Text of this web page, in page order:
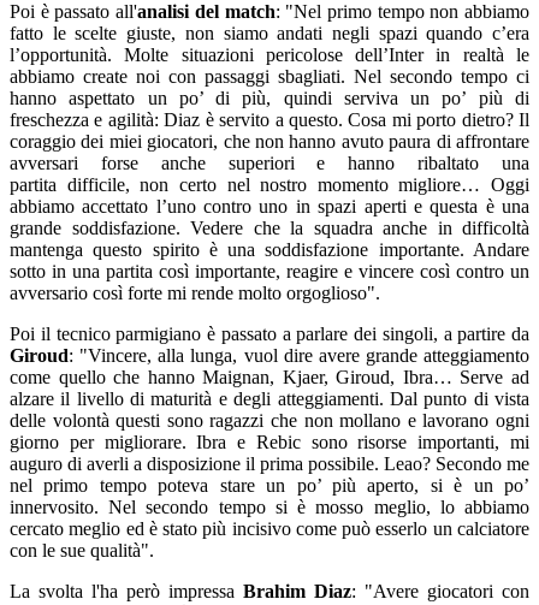
Poi è passato all'analisi del match: "Nel primo tempo non abbiamo
fatto le scelte giuste, non siamo andati negli spazi quando c’era
l’opportunità. Molte situazioni pericolose dell’Inter in realtà le
abbiamo create noi con passaggi sbagliati. Nel secondo tempo ci
hanno aspettato un po’ di più, quindi serviva un po’ più di
freschezza e agilità: Diaz è servito a questo. Cosa mi porto dietro? Il
coraggio dei miei giocatori, che non hanno avuto paura di affrontare
avversari forse anche superiori e hanno ribaltato una
partita difficile, non certo nel nostro momento migliore… Oggi
abbiamo accettato l’uno contro uno in spazi aperti e questa è una
grande soddisfazione. Vedere che la squadra anche in difficoltà
mantenga questo spirito è una soddisfazione importante. Andare
sotto in una partita così importante, reagire e vincere così contro un
avversario così forte mi rende molto orgoglioso".
Poi il tecnico parmigiano è passato a parlare dei singoli, a partire da
Giroud: "Vincere, alla lunga, vuol dire avere grande atteggiamento
come quello che hanno Maignan, Kjaer, Giroud, Ibra… Serve ad
alzare il livello di maturità e degli atteggiamenti. Dal punto di vista
delle volontà questi sono ragazzi che non mollano e lavorano ogni
giorno per migliorare. Ibra e Rebic sono risorse importanti, mi
auguro di averli a disposizione il prima possibile. Leao? Secondo me
nel primo tempo poteva stare un po’ più aperto, si è un po’
innervosito. Nel secondo tempo si è mosso meglio, lo abbiamo
cercato meglio ed è stato più incisivo come può esserlo un calciatore
con le sue qualità".
La svolta l'ha però impressa Brahim Diaz: "Avere giocatori con